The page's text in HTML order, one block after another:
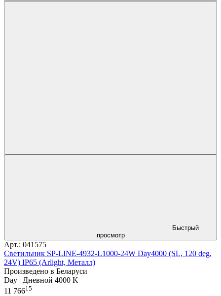
Быстрый
просмотр
Арт.: 041575
Светильник SP-LINE-4932-L1000-24W Day4000 (SL, 120 deg,
24V) IP65 (Arlight, Металл)
Произведено в Беларуси
Day | Дневной 4000 K
11 76615